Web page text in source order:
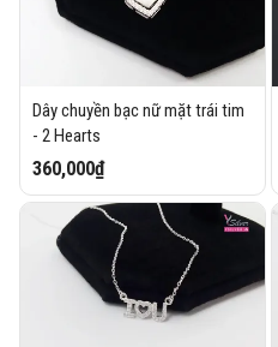
Dây chuyền bạc nữ mặt trái tim
- 2 Hearts
360,000₫